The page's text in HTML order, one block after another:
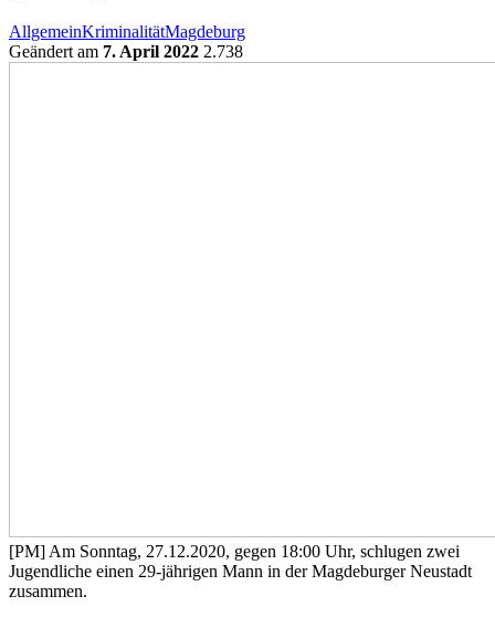
AllgemeinKriminalitätMagdeburg
Geändert am 7. April 2022 2.738
[PM] Am Sonntag, 27.12.2020, gegen 18:00 Uhr, schlugen zwei
Jugendliche einen 29-jährigen Mann in der Magdeburger Neustadt
zusammen.